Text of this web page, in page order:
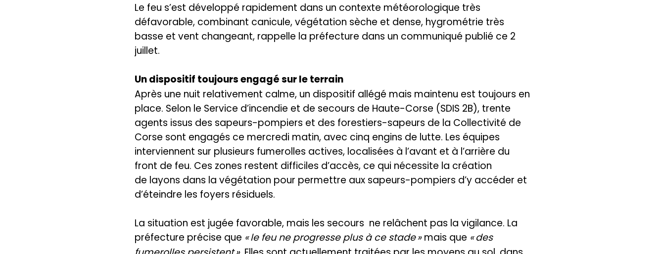
Le feu s’est développé rapidement dans un contexte météorologique très
défavorable, combinant canicule, végétation sèche et dense, hygrométrie très
basse et vent changeant, rappelle la préfecture dans un communiqué publié ce 2
juillet.
Un dispositif toujours engagé sur le terrain
Après une nuit relativement calme, un dispositif allégé mais maintenu est toujours en
place. Selon le Service d’incendie et de secours de Haute-Corse (SDIS 2B), trente
agents issus des sapeurs-pompiers et des forestiers-sapeurs de la Collectivité de
Corse sont engagés ce mercredi matin, avec cinq engins de lutte. Les équipes
interviennent sur plusieurs fumerolles actives, localisées à l’avant et à l’arrière du
front de feu. Ces zones restent difficiles d’accès, ce qui nécessite la création
de layons dans la végétation pour permettre aux sapeurs-pompiers d’y accéder et
d’éteindre les foyers résiduels.
La situation est jugée favorable, mais les secours ne relâchent pas la vigilance. La
préfecture précise que « le feu ne progresse plus à ce stade »mais que « des